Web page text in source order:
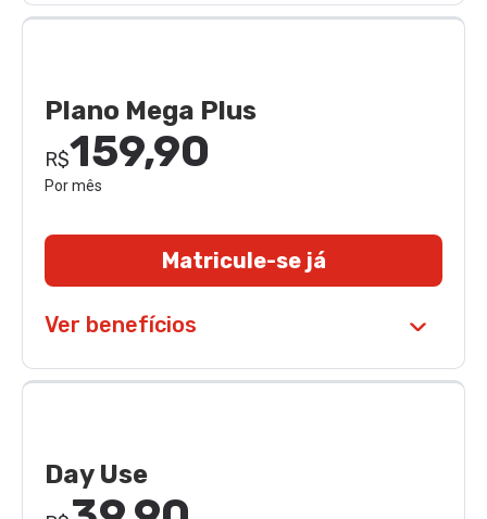
Plano Mega Plus
R$159,90
Por mês
Matricule-se já
Ver benefícios
Day Use